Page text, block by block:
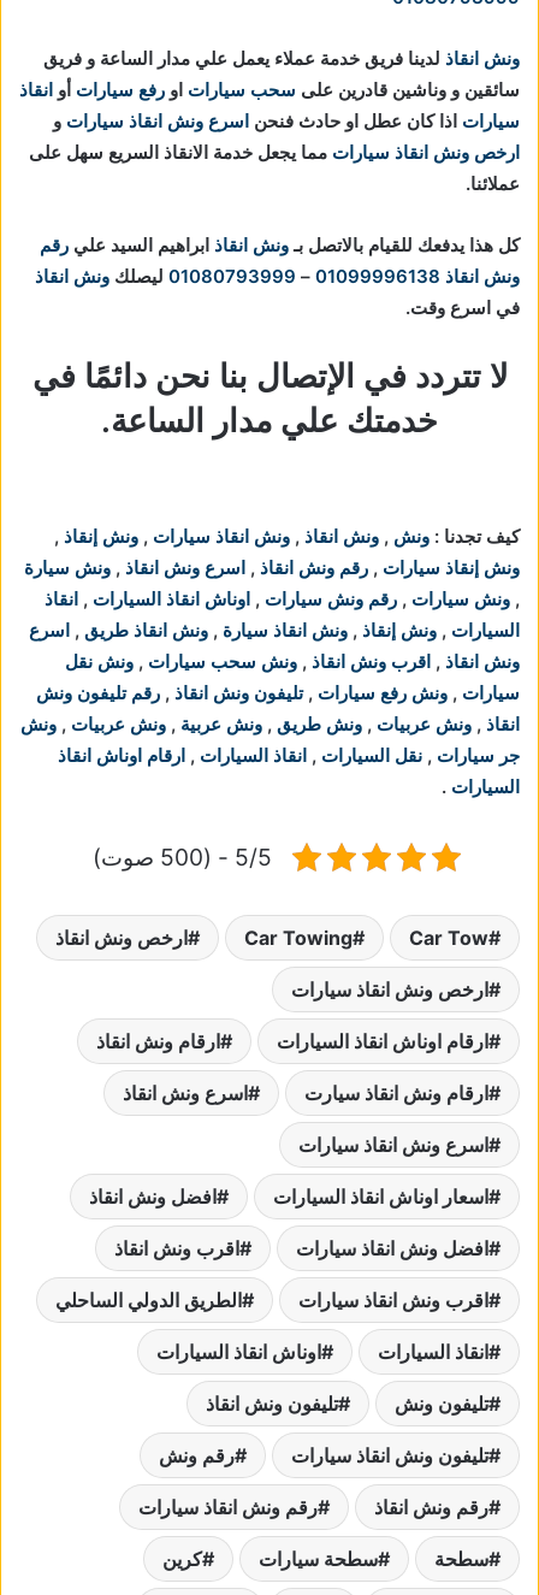
ونش انقاذ لدينا فريق خدمة عملاء يعمل علي مدار الساعة و فريق
سائقين و وناشين قادرين على سحب سيارات او رفع سيارات أو انقاذ
سيارات اذا كان عطل او حادث فنحن اسرع ونش انقاذ سيارات و
ارخص ونش انقاذ سيارات مما يجعل خدمة الانقاذ السريع سهل على
عملائنا.
كل هذا يدفعك للقيام بالاتصل بـونش انقاذ ابراهيم السيد علي رقم
ونش انقاذ 01099996138
–
01080793999 ليصلك ونش انقاذ
في اسرع وقت.
لا تتردد في الإتصال بنا نحن دائمًا في
خدمتك علي مدار الساعة.
كيف تجدنا : ونش , ونش انقاذ , ونش انقاذ سيارات , ونش إنقاذ ,
ونش إنقاذ سيارات , رقم ونش انقاذ , اسرع ونش انقاذ , ونش سيارة
, ونش سيارات , رقم ونش سيارات , اوناش انقاذ السيارات , انقاذ
السيارات , ونش إنقاذ , ونش انقاذ سيارة , ونش انقاذ طريق , اسرع
ونش انقاذ , اقرب ونش انقاذ , ونش سحب سيارات , ونش نقل
سيارات , ونش رفع سيارات ,تليفون ونش انقاذ , رقم تليفون ونش
انقاذ , ونش عربيات , ونش طريق , ونش عربية , ونش عربيات , ونش
جر سيارات , نقل السيارات , انقاذ السيارات , ارقام اوناش انقاذ
السيارات .
5/5 - (500 صوت)
Car Tow
Car Towing ارخص ونش انقاذ
ارخص ونش انقاذ سيارات
ارقام اوناش انقاذ السيارات ارقام ونش انقاذ
ارقام ونش انقاذ سيارت اسرع ونش انقاذ
اسرع ونش انقاذ سيارات
اسعار اوناش انقاذ السيارات افضل ونش انقاذ
افضل ونش انقاذ سيارات اقرب ونش انقاذ
اقرب ونش انقاذ سيارات الطريق الدولي الساحلي
انقاذ السيارات اوناش انقاذ السيارات
تليفون ونش تليفون ونش انقاذ
تليفون ونش انقاذ سيارات رقم ونش
رقم ونش انقاذ رقم ونش انقاذ سيارات
سطحة سطحة سيارات كرين